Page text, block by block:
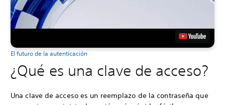
El futuro de la autenticación
¿Qué es una clave de acceso?
Una clave de acceso es un reemplazo de la contraseña que